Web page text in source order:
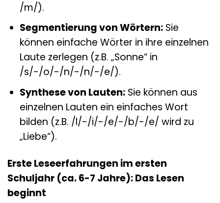
/m/).
Segmentierung von Wörtern:Sie
können einfache Wörter in ihre einzelnen
Laute zerlegen (z.B. „Sonne“ in
/s/-/o/-/n/-/n/-/e/).
Synthese von Lauten:Sie können aus
einzelnen Lauten ein einfaches Wort
bilden (z.B. /l/-/i/-/e/-/b/-/e/ wird zu
„Liebe“).
Erste Leseerfahrungen im ersten
Schuljahr (ca. 6-7 Jahre): Das Lesen
beginnt